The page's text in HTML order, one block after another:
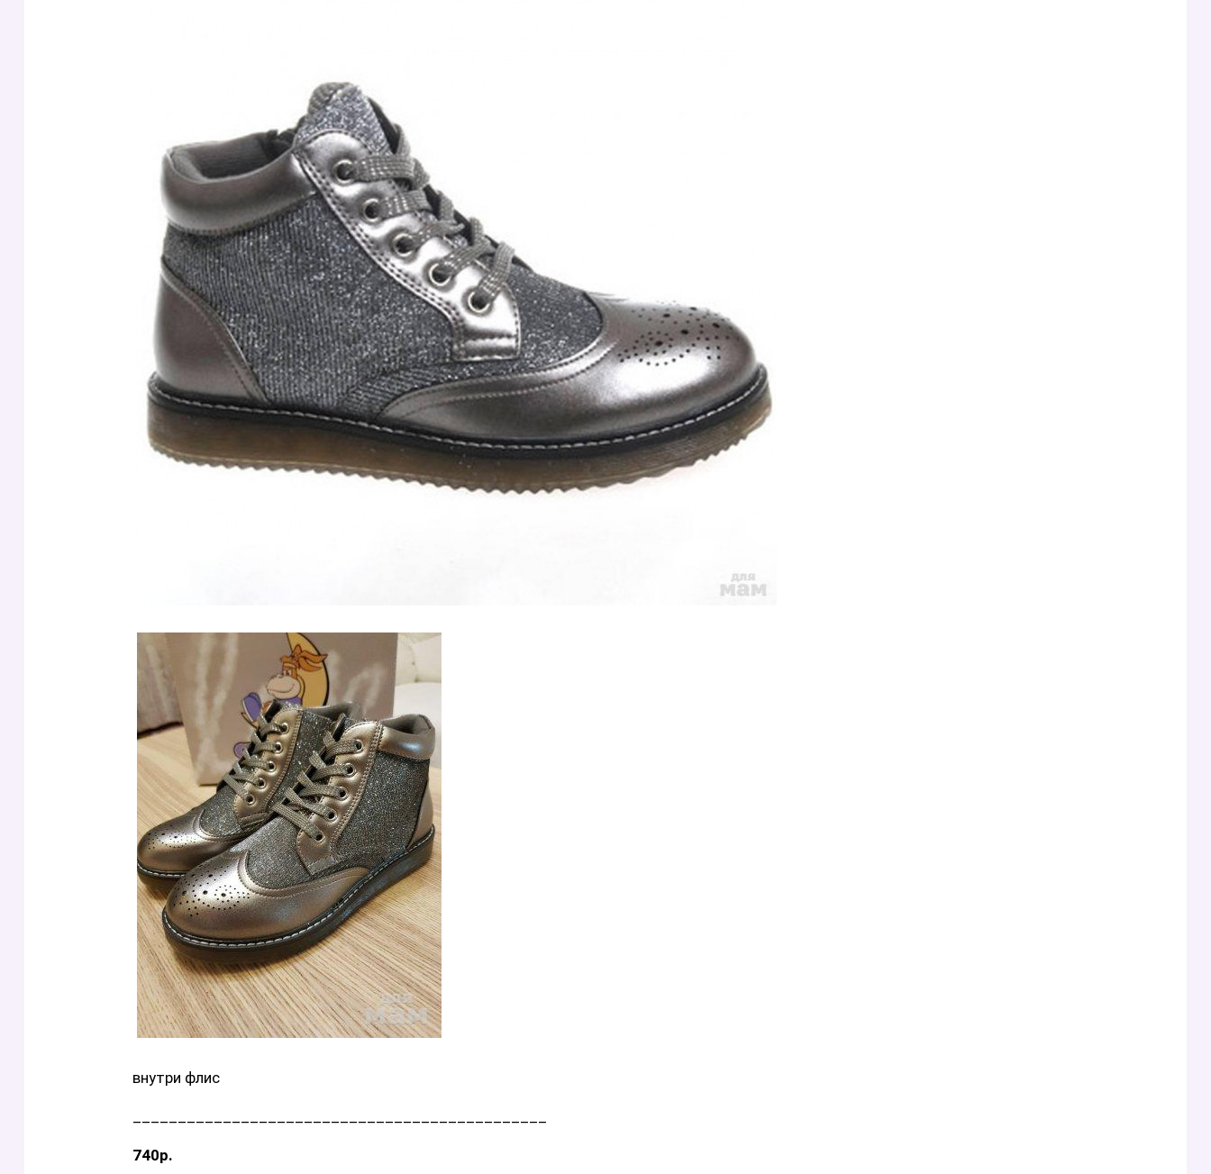
внутри флис
740р.